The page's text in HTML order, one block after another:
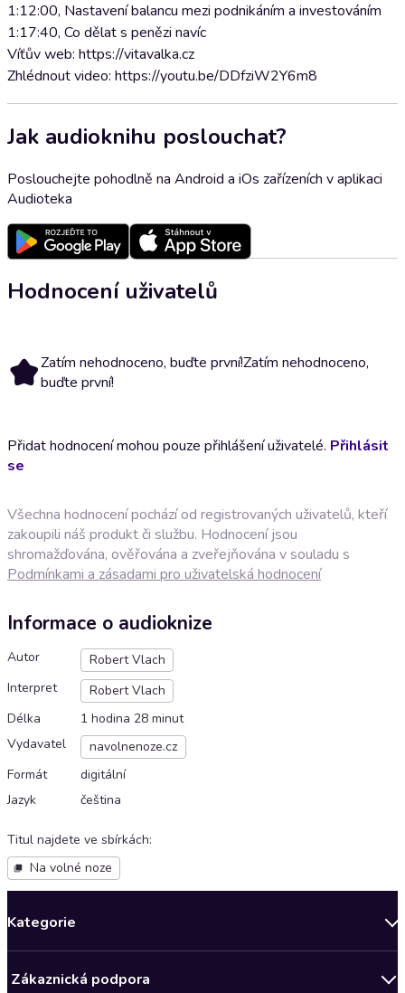
1:12:00, Nastavení balancu mezi podnikáním a investováním
1:17:40, Co dělat s penězi navíc
Víťův web: https://vitavalka.cz
Zhlédnout video: https://youtu.be/DDfziW2Y6m8
Jak audioknihu poslouchat?
Poslouchejte pohodlně na Android a iOs zařízeních v aplikaci
Audioteka
Hodnocení uživatelů
Zatím nehodnoceno, buďte první!Zatím nehodnoceno,
buďte první!
Přidat hodnocení mohou pouze přihlášení uživatelé. Přihlásit
se
Všechna hodnocení pochází od registrovaných uživatelů, kteří
zakoupili náš produkt či službu. Hodnocení jsou
shromažďována, ověřována a zveřejňována v souladu s
Podmínkami a zásadami pro uživatelská hodnocení
Informace o audioknize
Autor
Robert Vlach
Interpret
Robert Vlach
Délka
1 hodina 28 minut
Vydavatel
navolnenoze.cz
Formát
digitální
Jazyk
čeština
Titul najdete ve sbírkách:
Na volné noze
Kategorie
Zákaznická podpora